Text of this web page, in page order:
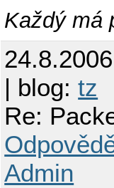
Každý má
| blog:tz
Re:
Admin